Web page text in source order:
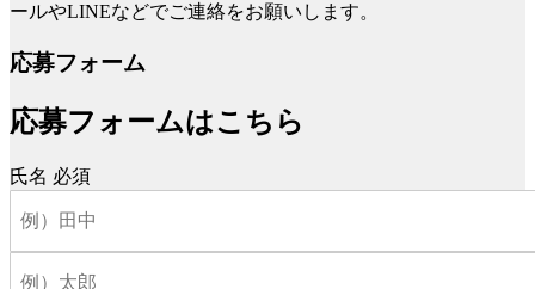
ールやLINEなどでご連絡をお願いします。
応募フォーム
応募フォームはこちら
氏名 必須